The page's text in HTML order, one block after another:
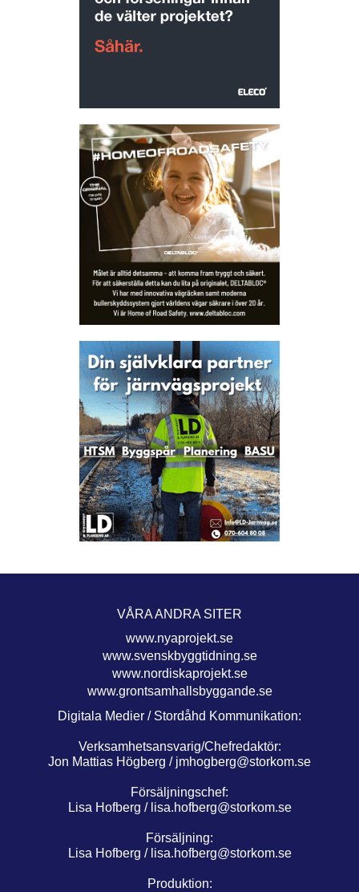
VÅRA ANDRA SITER
www.nyaprojekt.se
www.svenskbyggtidning.se
www.nordiskaprojekt.se
www.grontsamhallsbyggande.se
Digitala Medier / Stordåhd Kommunikation:
Verksamhetsansvarig/Chefredaktör:
Jon Mattias Högberg / jmhogberg@storkom.se
Försäljningschef:
Lisa Hofberg / lisa.hofberg@storkom.se
Försäljning:
Lisa Hofberg / lisa.hofberg@storkom.se
Produktion: